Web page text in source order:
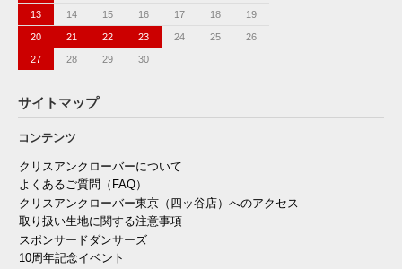
13 14 15 16 17 18 19
20 21 22 23 24 25 26
27 28 29 30
サイトマップ
コンテンツ
クリスアンクローバーについて
よくあるご質問（FAQ）
クリスアンクローバー東京（四ッ谷店）へのアクセス
取り扱い生地に関する注意事項
スポンサードダンサーズ
10周年記念イベント